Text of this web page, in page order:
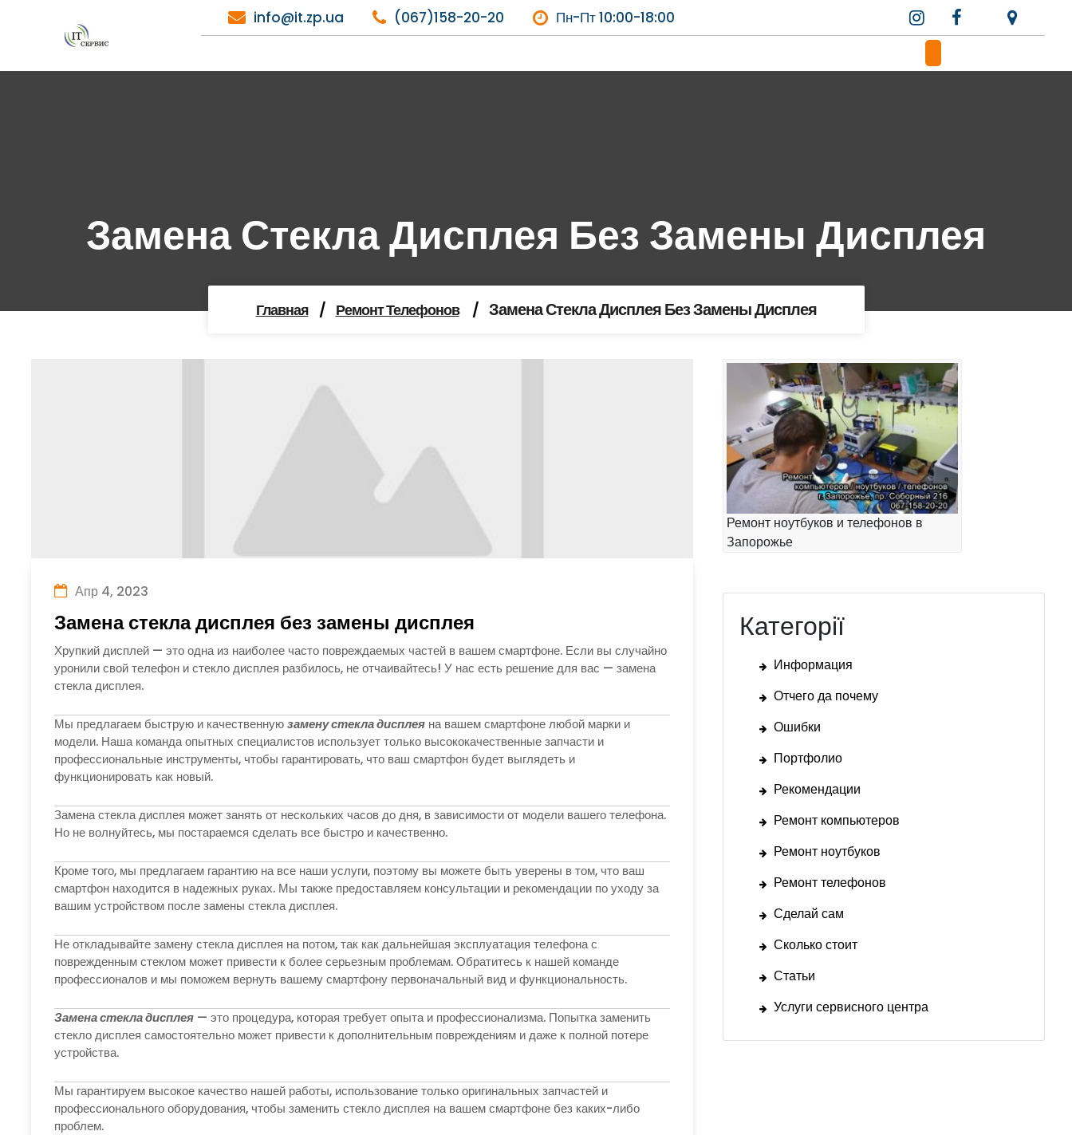
содержимому
info@it.zp.ua (067)158-20-20 Пн-Пт 10:00-18:00
Замена Стекла Дисплея Без Замены Дисплея
Главная / Ремонт Телефонов / Замена Стекла Дисплея Без Замены Дисплея
Апр 4, 2023
Замена стекла дисплея без замены дисплея
Хрупкий дисплей — это одна из наиболее часто повреждаемых частей в вашем смартфоне. Если вы случайно
уронили свой телефон и стекло дисплея разбилось, не отчаивайтесь! У нас есть решение для вас — замена
стекла дисплея.
Мы предлагаем быструю и качественнуюзамену стекла дисплеяна вашем смартфоне любой марки и
модели. Наша команда опытных специалистов использует только высококачественные запчасти и
профессиональные инструменты, чтобы гарантировать, что ваш смартфон будет выглядеть и
функционировать как новый.
Замена стекла дисплея может занять от нескольких часов до дня, в зависимости от модели вашего телефона.
Но не волнуйтесь, мы постараемся сделать все быстро и качественно.
Кроме того, мы предлагаем гарантию на все наши услуги, поэтому вы можете быть уверены в том, что ваш
смартфон находится в надежных руках. Мы также предоставляем консультации и рекомендации по уходу за
вашим устройством после замены стекла дисплея.
Не откладывайте замену стекла дисплея на потом, так как дальнейшая эксплуатация телефона с
поврежденным стеклом может привести к более серьезным проблемам. Обратитесь к нашей команде
профессионалов и мы поможем вернуть вашему смартфону первоначальный вид и функциональность.
Замена стекла дисплея— это процедура, которая требует опыта и профессионализма. Попытка заменить
стекло дисплея самостоятельно может привести к дополнительным повреждениям и даже к полной потере
устройства.
Мы гарантируем высокое качество нашей работы, использование только оригинальных запчастей и
профессионального оборудования, чтобы заменить стекло дисплея на вашем смартфоне без каких-либо
проблем.
Ремонт ноутбуков и телефонов в
Запорожье
Категорії
Информация
Отчего да почему
Ошибки
Портфолио
Рекомендации
Ремонт компьютеров
Ремонт ноутбуков
Ремонт телефонов
Сделай сам
Сколько стоит
Статьи
Услуги сервисного центра